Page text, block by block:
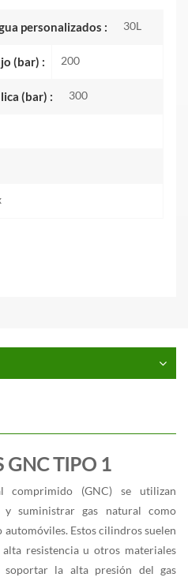
personalizados : 30L
(bar) : 200
(bar) : 300
GNC TIPO 1
comprimido (GNC) se utilizan
y suministrar gas natural como
Estos cilindros suelen
resistencia u otros materiales
soportar la alta presión del gas